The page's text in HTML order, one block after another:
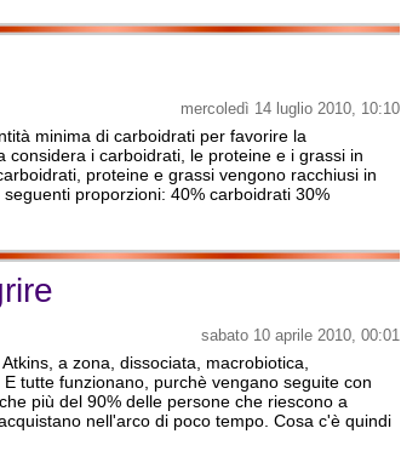
mercoledì 14 luglio 2010, 10:10
minima di carboidrati per favorire la
i carboidrati, le proteine e i grassi in
proteine e grassi vengono racchiusi in
proporzioni: 40% carboidrati 30%
sabato 10 aprile 2010, 00:01
a zona, dissociata, macrobiotica,
tutte funzionano, purchè vengano seguite con
più del 90% delle persone che riescono a
nell'arco di poco tempo. Cosa c'è quindi